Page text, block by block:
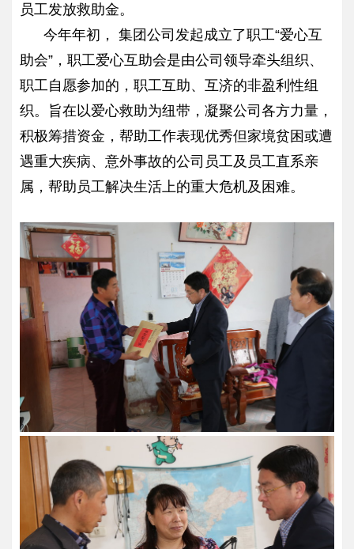
员工发放救助金。
今年年初， 集团公司发起成立了职工“爱心互
助会”，职工爱心互助会是由公司领导牵头组织、
职工自愿参加的，职工互助、互济的非盈利性组
织。旨在以爱心救助为纽带，凝聚公司各方力量，
积极筹措资金，帮助工作表现优秀但家境贫困或遭
遇重大疾病、意外事故的公司员工及员工直系亲
属，帮助员工解决生活上的重大危机及困难。